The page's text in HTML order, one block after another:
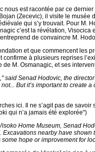
nous est racontée par ce
(Zecevic), il visite le
qui s’y trouvait. Pour M.
c’est la révélation,
de convaincre M.
et que commencent les
à plusieurs reprises
de M. Osmanagic, et ses
said Senad Hodovic, the
But it’s important to
ici. Il ne s’agit pas de
qui n’a jamais été explorée")
Home Museum, Senad
nearby have
hope or improvement for